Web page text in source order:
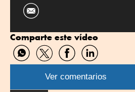
Comparte este vídeo
Compartir
por
WhatsApp
Compartir
por
Twitter
Compartir
por
Facebook
Compartir
por
Linkedin
Ver comentarios